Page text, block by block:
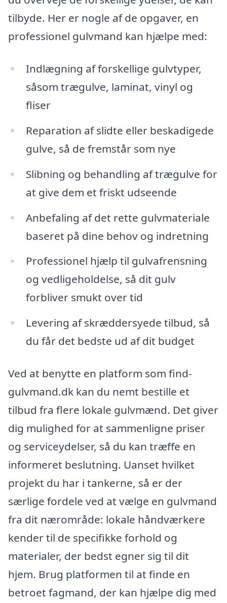
tilbyde. Her er nogle af de opgaver, en
professionel gulvmand kan hjælpe med:
Indlægning af forskellige gulvtyper,
såsom trægulve, laminat, vinyl og
fliser
Reparation af slidte eller beskadigede
gulve, så de fremstår som nye
Slibning og behandling af trægulve for
at give dem et friskt udseende
Anbefaling af det rette gulvmateriale
baseret på dine behov og indretning
Professionel hjælp til gulvafrensning
og vedligeholdelse, så dit gulv
forbliver smukt over tid
Levering af skræddersyede tilbud, så
du får det bedste ud af dit budget
Ved at benytte en platform som find-
gulvmand.dk kan du nemt bestille et
tilbud fra flere lokale gulvmænd. Det giver
dig mulighed for at sammenligne priser
og serviceydelser, så du kan træffe en
informeret beslutning. Uanset hvilket
projekt du har i tankerne, så er der
særlige fordele ved at vælge en gulvmand
fra dit nærområde: lokale håndværkere
kender til de specifikke forhold og
materialer, der bedst egner sig til dit
hjem. Brug platformen til at finde en
betroet fagmand, der kan hjælpe dig med